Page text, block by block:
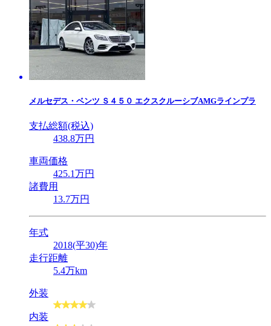
メルセデス・ベンツ Ｓ４５０ エクスクルーシブAMGラインプラ
支払総額(税込)
438.8万円
車両価格
425.1万円
諸費用
13.7万円
年式
2018(平30)年
走行距離
5.4万km
外装
内装